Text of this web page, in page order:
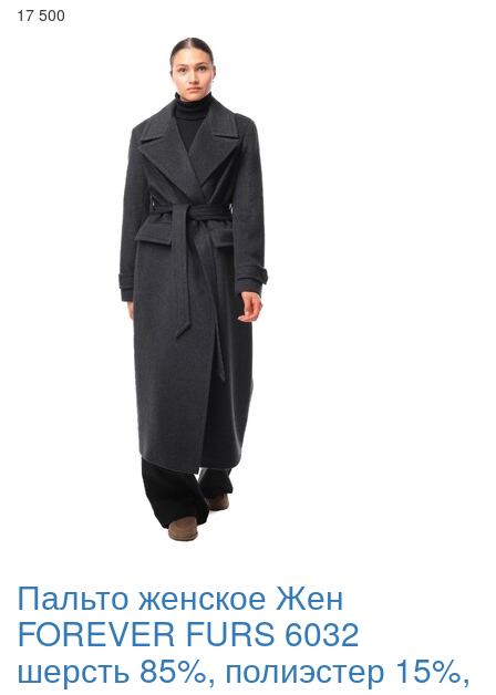
17 500
Пальто женское Жен
FOREVER FURS 6032
шерсть 85%, полиэстер 15%,